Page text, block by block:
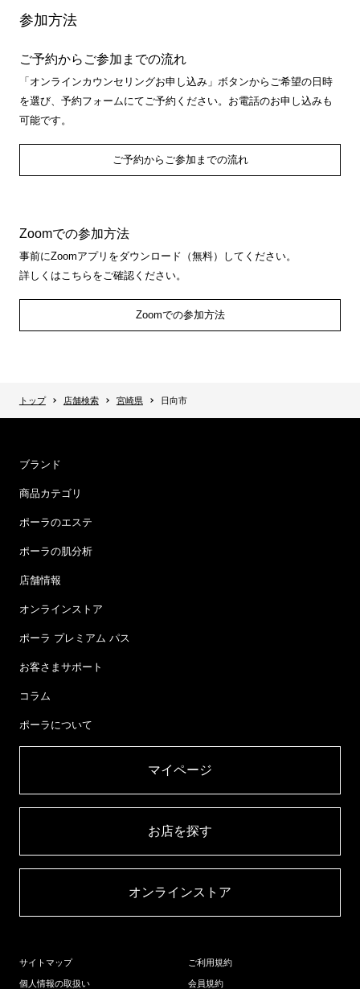
参加方法
ご予約からご参加までの流れ
「オンラインカウンセリングお申し込み」ボタンからご希望の日時
を選び、予約フォームにてご予約ください。お電話のお申し込みも
可能です。
ご予約からご参加までの流れ
Zoomでの参加方法
事前にZoomアプリをダウンロード（無料）してください。
詳しくはこちらをご確認ください。
Zoomでの参加方法
トップ 店舗検索 宮崎県 日向市
ブランド
商品カテゴリ
ポーラのエステ
ポーラの肌分析
店舗情報
オンラインストア
ポーラ プレミアム パス
お客さまサポート
コラム
ポーラについて
マイページ​
お店を探す​
オンラインストア​
サイトマップ
個人情報の取扱い
ご利用規約
会員規約